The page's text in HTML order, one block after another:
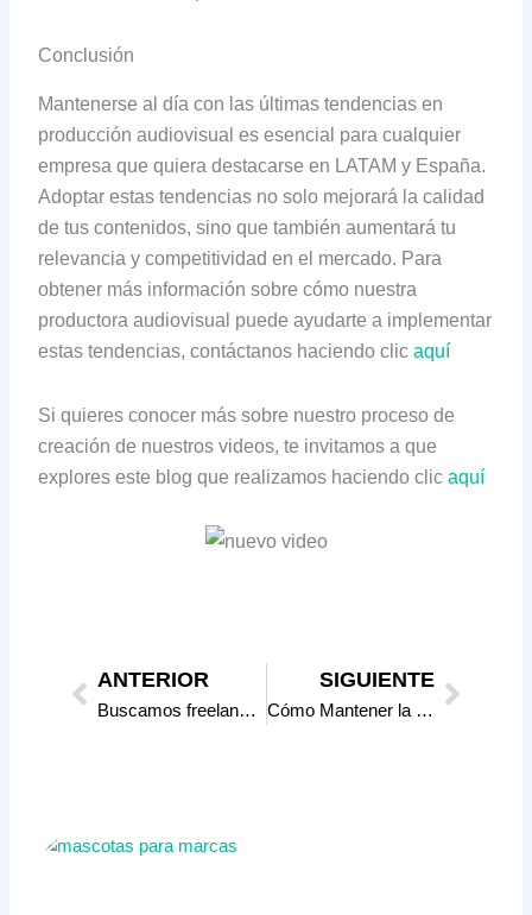
Conclusión
Mantenerse al día con las últimas tendencias en
producción audiovisual es esencial para cualquier
empresa que quiera destacarse en LATAM y España.
Adoptar estas tendencias no solo mejorará la calidad
de tus contenidos, sino que también aumentará tu
relevancia y competitividad en el mercado. Para
obtener más información sobre cómo nuestra
productora audiovisual puede ayudarte a implementar
estas tendencias, contáctanos haciendo clicaquí
Si quieres conocer más sobre nuestro proceso de
creación de nuestros videos, te invitamos a que
explores este blog que realizamos haciendo clicaquí
Prev
ANTERIOR
Buscamos freelancers
SIGUIENTE
Cómo Mantener la Inspiración en Medio del Caos: El Viaje de «Mi Hermana es un Alien» Cortometraje animado
Next